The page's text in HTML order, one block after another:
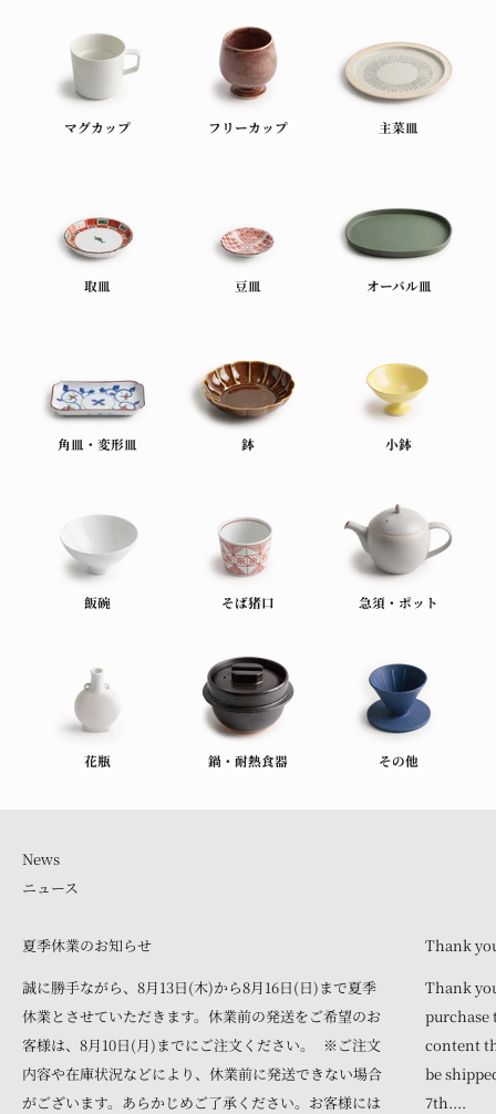
マグカップ フリーカップ 主菜皿
取皿 豆皿 オーバル皿
角皿・変形皿 鉢 小鉢
飯碗 そば猪口 急須・ポット
花瓶 鍋・耐熱食器 その他
ニュース
夏季休業のお知らせ
誠に勝手ながら、8月13日(木)から8月16日(日)まで夏季
休業とさせていただきます。休業前の発送をご希望のお
客様は、8月10日(月)までにご注文ください。 ※ご注文
内容や在庫状況などにより、休業前に発送できない場合
がございます。あらかじめご了承ください。お客様には
Thank
Thank
purchase
content
be
7th....